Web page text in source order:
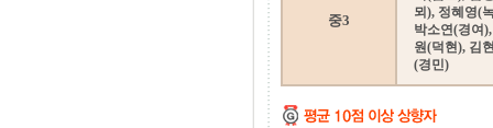
중3
뫼), 정혜영(
박소연(경여
원(덕현), 김
(경민)